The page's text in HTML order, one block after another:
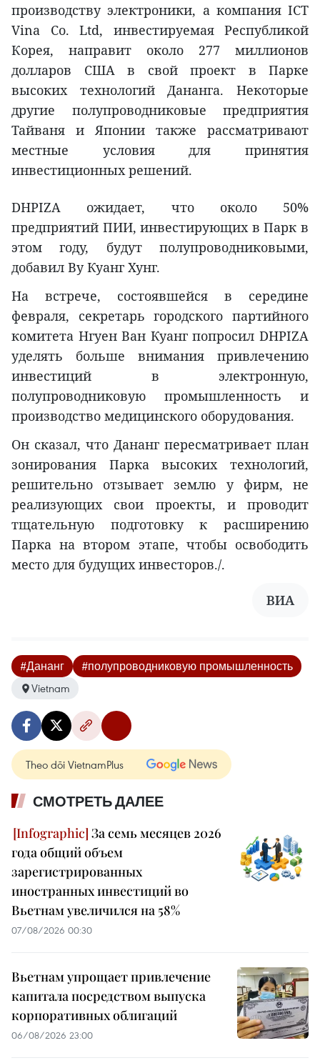
производству электроники, а компания ICT
Vina Co. Ltd, инвестируемая Республикой
Корея, направит около 277 миллионов
долларов США в свой проект в Парке
высоких технологий Дананга. Некоторые
другие полупроводниковые предприятия
Тайваня и Японии также рассматривают
местные условия для принятия
инвестиционных решений.
DHPIZA ожидает, что около 50%
предприятий ПИИ, инвестирующих в Парк в
этом году, будут полупроводниковыми,
добавил Ву Куанг Хунг.
На встрече, состоявшейся в середине
февраля, секретарь городского партийного
комитета Нгуен Ван Куанг попросил DHPIZA
уделять больше внимания привлечению
инвестиций в электронную,
полупроводниковую промышленность и
производство медицинского оборудования.
Он сказал, что Дананг пересматривает план
зонирования Парка высоких технологий,
решительно отзывает землю у фирм, не
реализующих свои проекты, и проводит
тщательную подготовку к расширению
Парка на втором этапе, чтобы освободить
место для будущих инвесторов./.
ВИА
#Дананг
#полупроводниковую промышленность
Vietnam
Theo dõi VietnamPlus
СМОТРЕТЬ ДАЛЕЕ
За семь месяцев 2026
года общий объем
зарегистрированных
иностранных инвестиций во
Вьетнам увеличился на 58%
07/08/2026 00:30
Вьетнам упрощает привлечение
капитала посредством выпуска
корпоративных облигаций
06/08/2026 23:00